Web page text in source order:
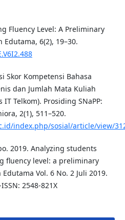
Fluency Level: A Preliminary
Edutama, 6(2), 19–30.
Skor Kompetensi Bahasa
dan Jumlah Mata Kuliah
Telkom). Prosiding SNaPP:
2(1), 511–520.
index.php/sosial/article/view/
2019. Analyzing students
fluency level: a preliminary
Vol. 6 No. 2 Juli 2019.
2548-821X